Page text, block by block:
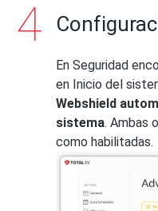
En Seguridad
en Inicio del
Webshield
sistema. Ambas
como habilitadas.